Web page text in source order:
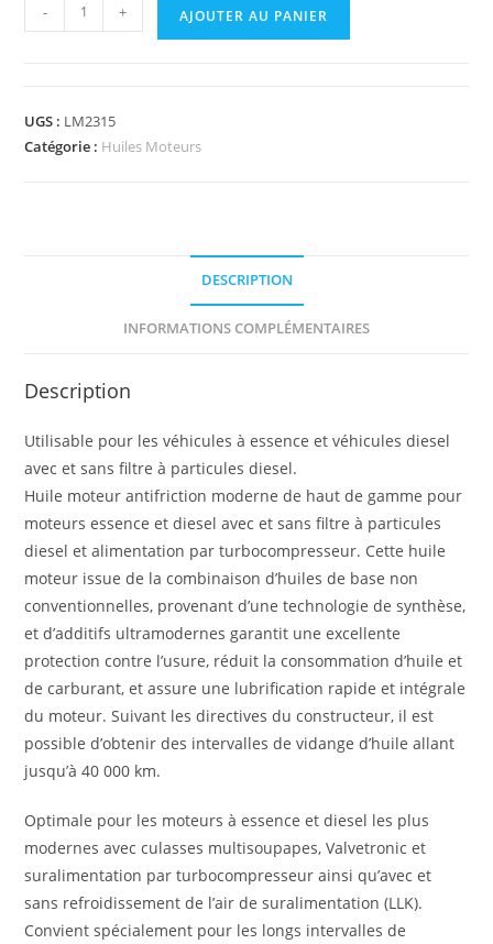
- + AJOUTER AU PANIER
UGS : LM2315
Catégorie : Huiles Moteurs
DESCRIPTION
INFORMATIONS COMPLÉMENTAIRES
Description
Utilisable pour les véhicules à essence et véhicules diesel
avec et sans filtre à particules diesel.
Huile moteur antifriction moderne de haut de gamme pour
moteurs essence et diesel avec et sans filtre à particules
diesel et alimentation par turbocompresseur. Cette huile
moteur issue de la combinaison d’huiles de base non
conventionnelles, provenant d’une technologie de synthèse,
et d’additifs ultramodernes garantit une excellente
protection contre l’usure, réduit la consommation d’huile et
de carburant, et assure une lubrification rapide et intégrale
du moteur. Suivant les directives du constructeur, il est
possible d’obtenir des intervalles de vidange d’huile allant
jusqu’à 40 000 km.
Optimale pour les moteurs à essence et diesel les plus
modernes avec culasses multisoupapes, Valvetronic et
suralimentation par turbocompresseur ainsi qu’avec et
sans refroidissement de l’air de suralimentation (LLK).
Convient spécialement pour les longs intervalles de